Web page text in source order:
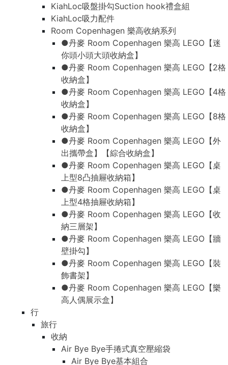
KiahLoc吸盤掛勾Suction hook禮盒組
KiahLoc吸力配件
Room Copenhagen 樂高收納系列
●丹麥 Room Copenhagen 樂高 LEGO【迷
你頭小頭大頭收納盒】
●丹麥 Room Copenhagen 樂高 LEGO【2格
收納盒】
●丹麥 Room Copenhagen 樂高 LEGO【4格
收納盒】
●丹麥 Room Copenhagen 樂高 LEGO【8格
收納盒】
●丹麥 Room Copenhagen 樂高 LEGO【外
出攜帶盒】【綜合收納盒】
●丹麥 Room Copenhagen 樂高 LEGO【桌
上型8凸抽屜收納箱】
●丹麥 Room Copenhagen 樂高 LEGO【桌
上型4格抽屜收納箱】
●丹麥 Room Copenhagen 樂高 LEGO【收
納三層架】
●丹麥 Room Copenhagen 樂高 LEGO【牆
壁掛勾】
●丹麥 Room Copenhagen 樂高 LEGO【裝
飾書架】
●丹麥 Room Copenhagen 樂高 LEGO【樂
高人偶展示盒】
行
旅行
收納
Air Bye Bye手捲式真空壓縮袋
Air Bye Bye基本組合